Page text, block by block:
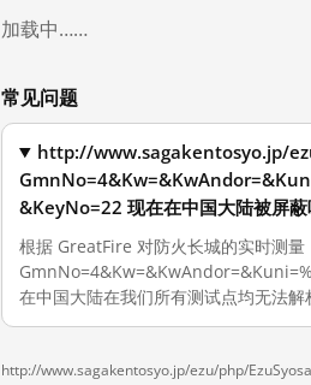
加载中……
常见问题
http://www.sagakentosyo.jp/
&KeyNo=22 现在在中国大陆被屏蔽
根据 GreatFire 对防火长城的实时测
在中国大陆在我们所有测试点均无法解
http://www.sagakentosyo.jp/ezu/php/